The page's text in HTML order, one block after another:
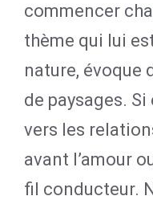
commencer
thème qui lui
nature, évoque
de paysages.
vers les
avant l’amour
fil conducteur.